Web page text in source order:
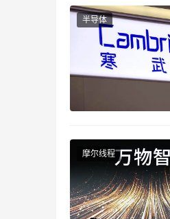
半导体
摩尔线程